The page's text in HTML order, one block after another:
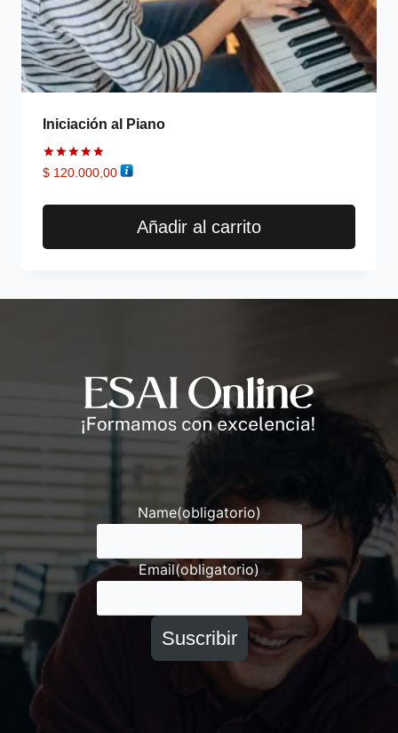
Iniciación al Piano
Valorado
en
de 5
$ 120.000,00
Añadir al carrito
Name(obligatorio)
Email(obligatorio)
Suscribir